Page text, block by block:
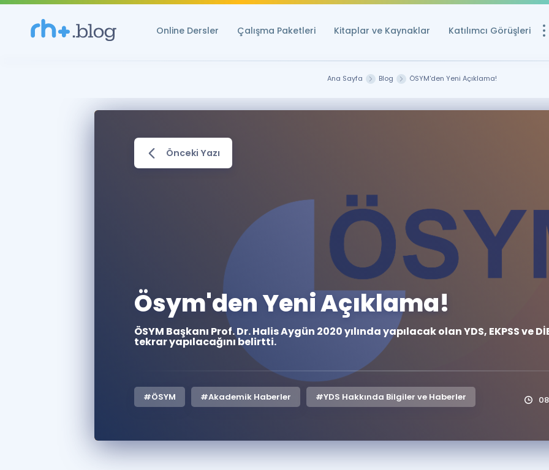
Online Dersler Çalışma Paketleri Kitaplar ve Kaynaklar Katılımcı Görüşleri
Ücretsiz
Rehberlik Aracı
YDS ve
ÖSYM Sınav
Tüm ÖSYM
Blog
İngilizce Gramer
Ana Sayfa Blog ÖSYM'den Yeni Açıklama!
Önceki Yazı
Ösym'den Yeni Açıklama!
ÖSYM Başkanı Prof. Dr. Halis Aygün 2020 yılında yapılacak olan YDS, EKPSS ve
tekrar yapılacağını belirtti.
#ÖSYM #Akademik Haberler #YDS Hakkında Bilgiler ve Haberler